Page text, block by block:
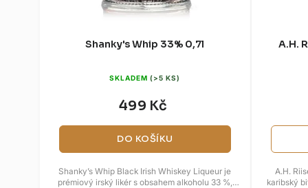
Shanky's Whip 33% 0,7l
SKLADEM(>5 KS)
499 Kč
DO KOŠÍKU
Shanky’s Whip Black Irish Whiskey Liqueur je
prémiový irský likér s obsahem alkoholu 33 %,
A.H.
A.H.
karibský